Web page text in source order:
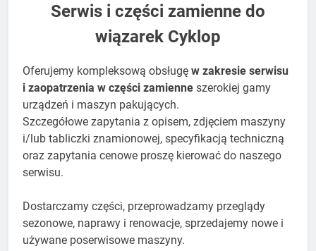
​Serwis i części zamienne do
wiązarek Cyklop
Oferujemy kompleksową obsługę w zakresie serwisu
i zaopatrzenia w części zamienne szerokiej gamy
urządzeń i maszyn pakujących.
​Szczegółowe zapytania z opisem, zdjęciem maszyny
i/lub tabliczki znamionowej, specyfikacją techniczną
oraz zapytania cenowe proszę kierować do naszego
serwisu.
Dostarczamy części, przeprowadzamy przeglądy
sezonowe, naprawy i renowacje, sprzedajemy nowe i
używane poserwisowe maszyny.